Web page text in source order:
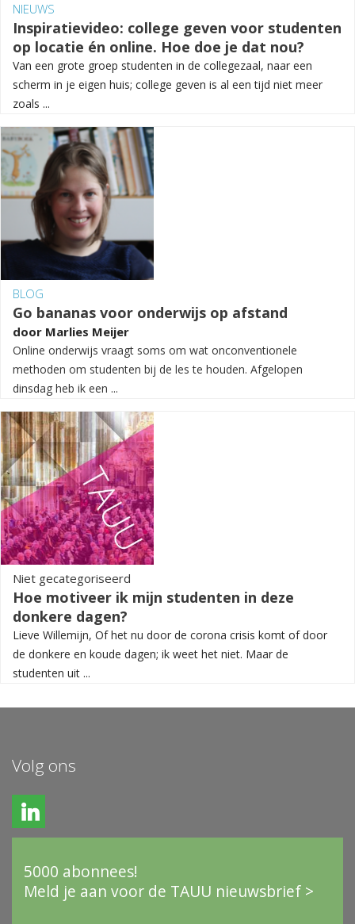
NIEUWS
Inspiratievideo: college geven voor studenten
op locatie én online. Hoe doe je dat nou?
Van een grote groep studenten in de collegezaal, naar een
scherm in je eigen huis; college geven is al een tijd niet meer
zoals ...
BLOG
Go bananas voor onderwijs op afstand
door Marlies Meijer
Online onderwijs vraagt soms om wat onconventionele
methoden om studenten bij de les te houden. Afgelopen
dinsdag heb ik een ...
Niet gecategoriseerd
Hoe motiveer ik mijn studenten in deze
donkere dagen?
Lieve Willemijn, Of het nu door de corona crisis komt of door
de donkere en koude dagen; ik weet het niet. Maar de
studenten uit ...
Volg ons
5000 abonnees!
Meld je aan voor de TAUU nieuwsbrief >